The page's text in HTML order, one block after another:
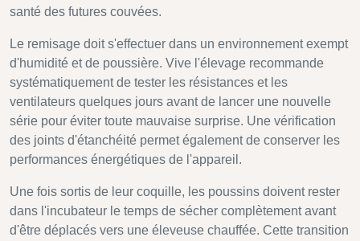
santé des futures couvées.
Le remisage doit s'effectuer dans un environnement exempt
d'humidité et de poussière. Vive l'élevage recommande
systématiquement de tester les résistances et les
ventilateurs quelques jours avant de lancer une nouvelle
série pour éviter toute mauvaise surprise. Une vérification
des joints d'étanchéité permet également de conserver les
performances énergétiques de l'appareil.
Une fois sortis de leur coquille, les poussins doivent rester
dans l'incubateur le temps de sécher complètement avant
d'être déplacés vers une éleveuse chauffée. Cette transition